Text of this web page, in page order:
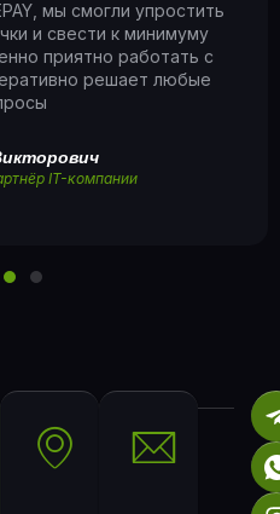
мы смогли упростить
и свести к минимуму
приятно работать с
решает любые
IT-компании